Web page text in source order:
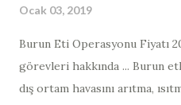
Ocak 03, 2019
Burun Eti Operasyonu Fiyatı
görevleri hakkında ... Burun
dış ortam havasını arıtma,